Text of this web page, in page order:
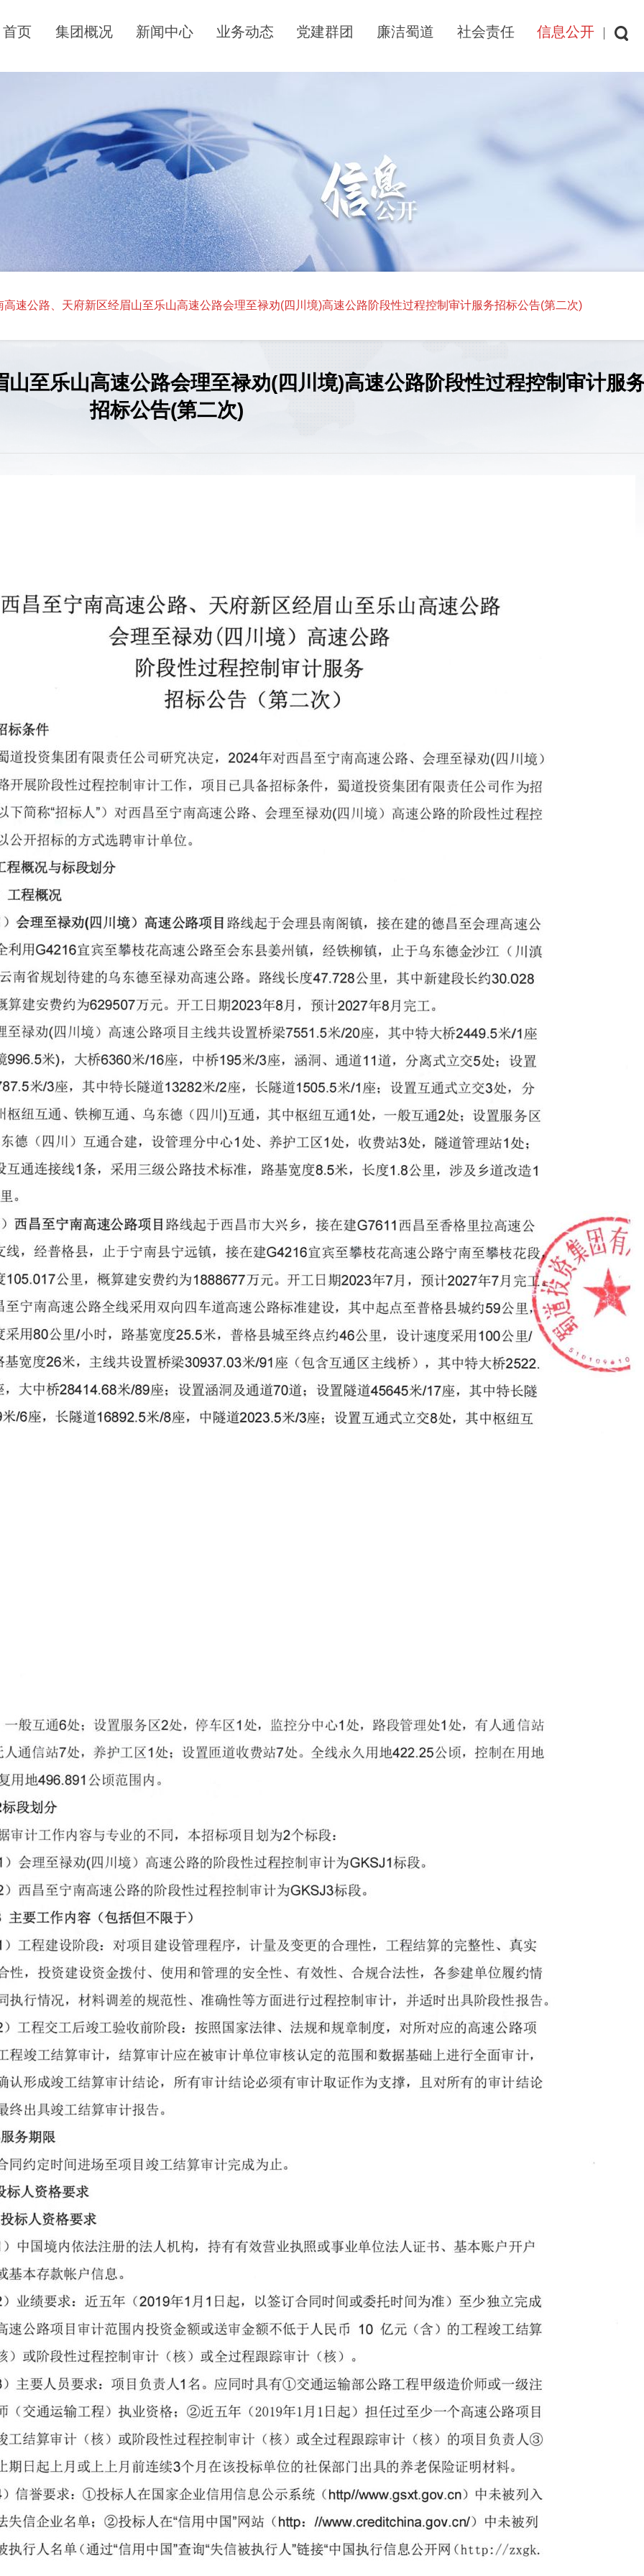
首页 集团概况 新闻中心 业务动态 党建群团 廉洁蜀道 社会责任 信息公开
高速公路、天府新区经眉山至乐山高速公路会理至禄劝(四川境)高速公路阶段性过程控制审计服务招标公告(第二次)
至乐山高速公路会理至禄劝(四川境)高速公路阶段性过程控制审计服
招标公告(第二次)